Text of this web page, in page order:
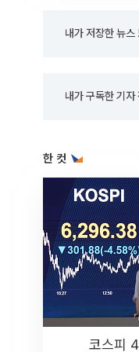
내가 저장한 뉴스
내가 구독한 기자
한 컷
코스피